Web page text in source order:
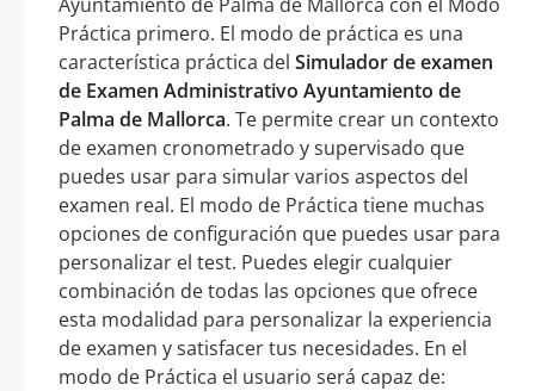
Práctica primero. El modo de práctica es una
característica práctica del Simulador de examen
de Examen Administrativo Ayuntamiento de
Palma de Mallorca. Te permite crear un contexto
de examen cronometrado y supervisado que
puedes usar para simular varios aspectos del
examen real. El modo de Práctica tiene muchas
opciones de configuración que puedes usar para
personalizar el test. Puedes elegir cualquier
combinación de todas las opciones que ofrece
esta modalidad para personalizar la experiencia
de examen y satisfacer tus necesidades. En el
modo de Práctica el usuario será capaz de: